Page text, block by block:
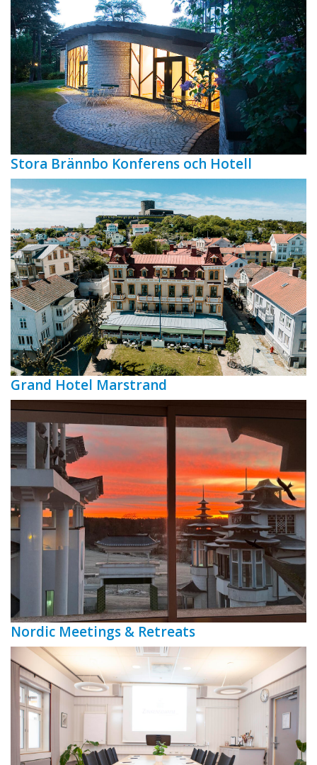
Stora Brännbo Konferens och Hotell
Grand Hotel Marstrand
Nordic Meetings & Retreats